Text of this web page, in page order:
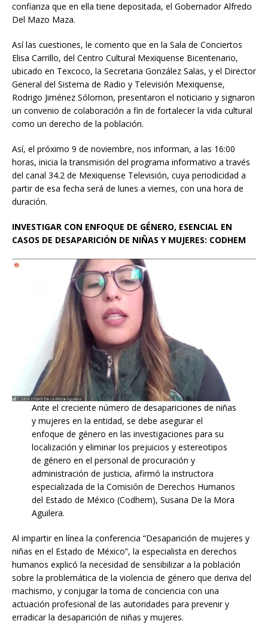
confianza que en ella tiene depositada, el Gobernador Alfredo
Del Mazo Maza.
Así las cuestiones, le comento que en la Sala de Conciertos
Elisa Carrillo, del Centro Cultural Mexiquense Bicentenario,
ubicado en Texcoco, la Secretaria González Salas, y el Director
General del Sistema de Radio y Televisión Mexiquense,
Rodrigo Jiménez Sólomon, presentaron el noticiario y signaron
un convenio de colaboración a fin de fortalecer la vida cultural
como un derecho de la población.
Así, el próximo 9 de noviembre, nos informan, a las 16:00
horas, inicia la transmisión del programa informativo a través
del canal 34.2 de Mexiquense Televisión, cuya periodicidad a
partir de esa fecha será de lunes a viernes, con una hora de
duración.
INVESTIGAR CON ENFOQUE DE GÉNERO, ESENCIAL EN
CASOS DE DESAPARICIÓN DE NIÑAS Y MUJERES: CODHEM
Ante el creciente número de desapariciones de niñas
y mujeres en la entidad, se debe asegurar el
enfoque de género en las investigaciones para su
localización y eliminar los prejuicios y estereotipos
de género en el personal de procuración y
administración de justicia, afirmó la instructora
especializada de la Comisión de Derechos Humanos
del Estado de México (Codhem), Susana De la Mora
Aguilera.
Al impartir en línea la conferencia “Desaparición de mujeres y
niñas en el Estado de México”, la especialista en derechos
humanos explicó la necesidad de sensibilizar a la población
sobre la problemática de la violencia de género que deriva del
machismo, y conjugar la toma de conciencia con una
actuación profesional de las autoridades para prevenir y
erradicar la desaparición de niñas y mujeres.